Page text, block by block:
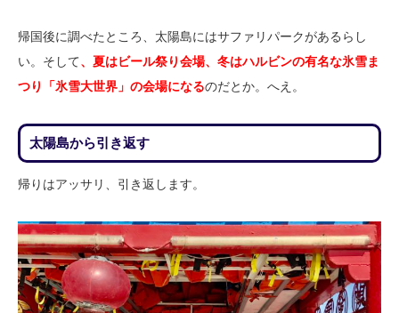
帰国後に調べたところ、太陽島にはサファリパークがあるらし
い。そして、夏はビール祭り会場、冬はハルビンの有名な氷雪ま
つり「氷雪大世界」の会場になるのだとか。へえ。
太陽島から引き返す
帰りはアッサリ、引き返します。